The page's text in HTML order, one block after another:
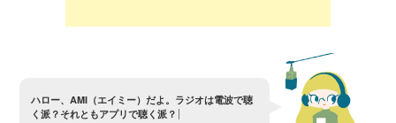
ハロー、 AMI（エイ ミ ー） だよ 。 ラジオは電波で聴
く 派？ それと もアプリで聴く 派？